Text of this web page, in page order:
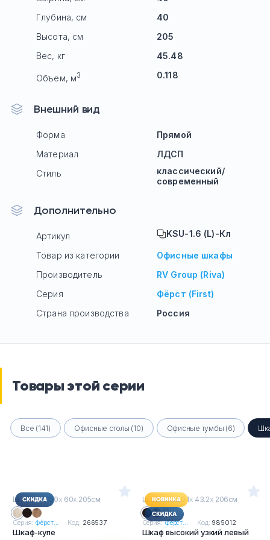
Глубина, см
40
Высота, см
205
Вес, кг
45.48
Объем, м3 0.118
Внешний вид
Форма
Прямой
Материал
ЛДСП
Стиль
классический/
современный
Дополнительно
Артикул KSU-1.6 (L)-Кл
Товар из категории
Офисные шкафы
Производитель
RV Group (Riva)
Серия
Фёрст (First)
Страна производства
Россия
Товары этой серии
Все (141) Офисные столы (10) Офисные тумбы (6)
Ш хГхВ : 120х 60х 205см
Серия: Фёрст... Код: 266537
Шкаф-купе
Ш хГхВ : 40.1х 43.2х 206см
Серия:Фёрст... Код: 985012
Шкаф высокий узкий левый